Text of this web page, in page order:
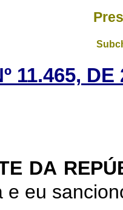
11.465,
DA
e eu